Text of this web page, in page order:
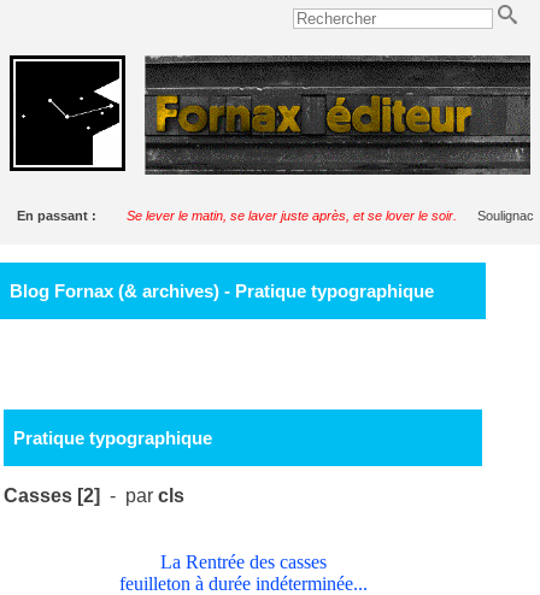
En passant : Se lever le matin, se laver juste après, et se lover le soir. Soulignac
Blog Fornax (& archives) - Pratique typographique
Pratique typographique
Casses [2] - parcls
La Rentrée des casses
feuilleton à durée indéterminée...